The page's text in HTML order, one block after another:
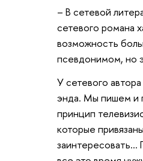
– В сетевой
сетевого романа
возможность
псевдонимом, но
У сетевого
энда. Мы пишем и
принцип
которые
заинтересовать…